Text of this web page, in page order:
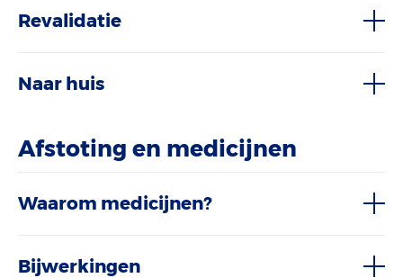
Revalidatie
Naar huis
Afstoting en medicijnen
Waarom medicijnen?
Bijwerkingen